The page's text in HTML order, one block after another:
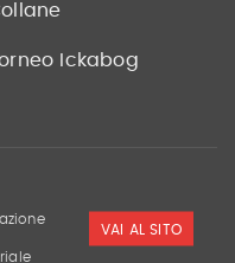
Ickabog
VAI AL SITO